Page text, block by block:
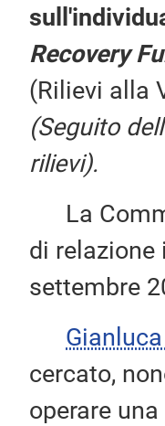
Recovery
(Rilievi alla
(Seguito
rilievi).
La
di relazione
settembre
cercato,
operare